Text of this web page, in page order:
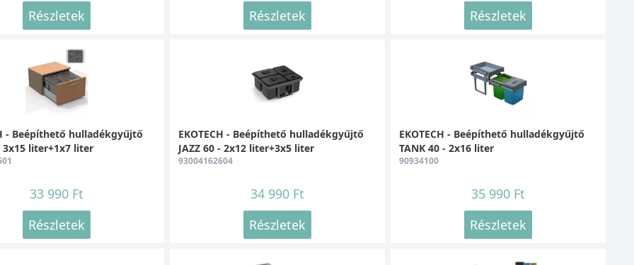
Részletek
Részletek
Részletek
- Beépíthető hulladékgyűjtő
3x15 liter+1x7 liter
33 990 Ft
Részletek
EKOTECH - Beépíthető hulladékgyűjtő
JAZZ 60 - 2x12 liter+3x5 liter
93004162604
34 990 Ft
Részletek
EKOTECH - Beépíthető hulladékgyűjtő
TANK 40 - 2x16 liter
90934100
35 990 Ft
Részletek